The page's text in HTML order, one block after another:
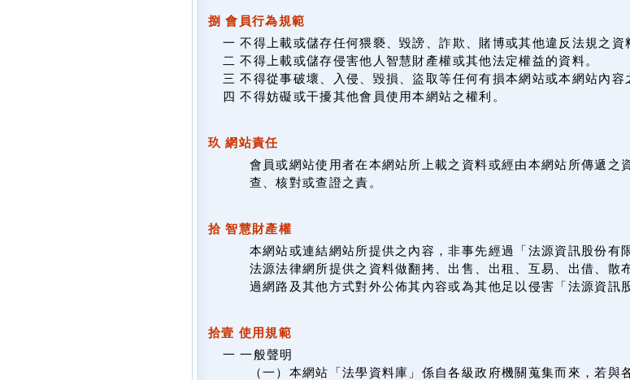
捌 會員行為規範
一 不得上載或儲存任何猥褻、毀謗、詐欺、賭博或其他違反法規之資
二 不得上載或儲存侵害他人智慧財產權或其他法定權益的資料。
三 不得從事破壞、入侵、毀損、盜取等任何有損本網站或本網站內容
四 不得妨礙或干擾其他會員使用本網站之權利。
玖 網站責任
會員或網站使用者在本網站所上載之資料或經由本網站所傳遞之
查、核對或查證之責。
拾 智慧財產權
本網站或連結網站所提供之內容，非事先經過「法源資訊股份有
法源法律網所提供之資料做翻拷、出售、出租、互易、出借、散
過網路及其他方式對外公佈其內容或為其他足以侵害「法源資訊
拾壹 使用規範
一 一般聲明
（一）本網站「法學資料庫」係自各級政府機關蒐集而來，若與